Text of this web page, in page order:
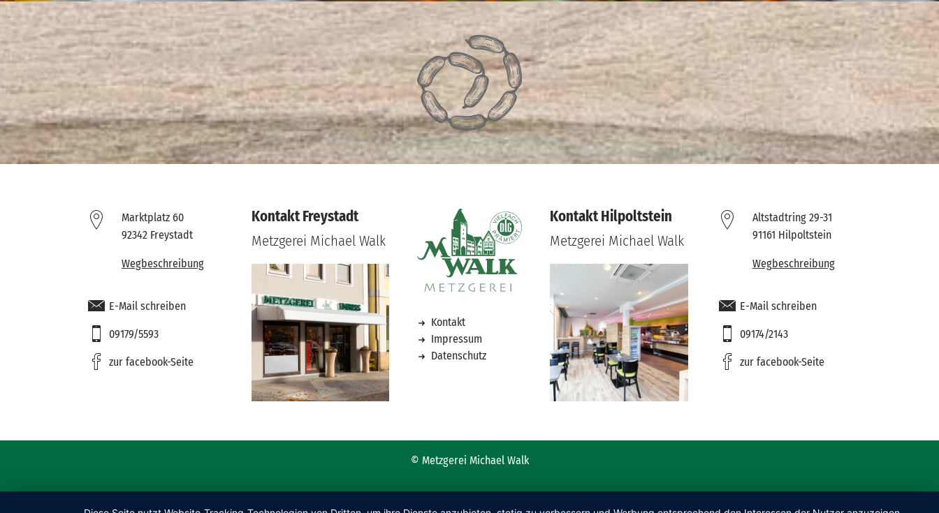
Marktplatz 60
92342 Freystadt
Wegbeschreibung
E-Mail schreiben
09179/5593
zur facebook-Seite
Kontakt Freystadt
Metzgerei Michael Walk
Kontakt
Impressum
Datenschutz
Kontakt Hilpoltstein
Metzgerei Michael Walk
Altstadtring 29-31
91161 Hilpoltstein
Wegbeschreibung
E-Mail schreiben
09174/2143
zur facebook-Seite
© Metzgerei Michael Walk